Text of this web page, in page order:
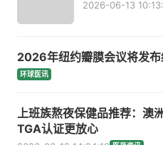
2026-06-13
2026年纽约瓣膜会议将发
环球医讯
上班族熬夜保健品推荐：澳
TGA认证更放心